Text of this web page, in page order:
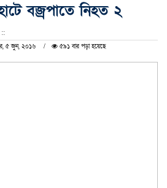
বজ্রপাতে নিহত ২
::
৫ জুন, ২০১৬ ৫৯১ বার পড়া হয়েছে